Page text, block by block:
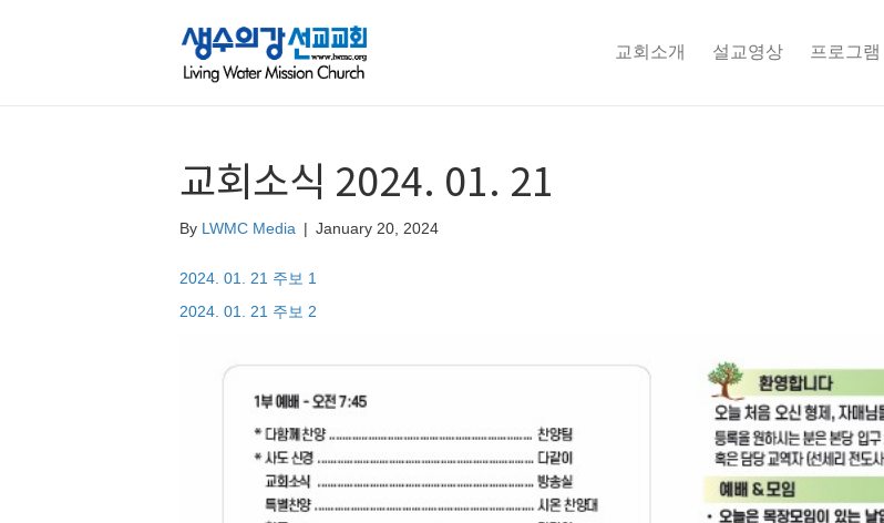
교회소개 설교영상 프로그램
교회소식 2024. 01. 21
By LWMC Media | January 20, 2024
2024. 01. 21 주보 1
2024. 01. 21 주보 2